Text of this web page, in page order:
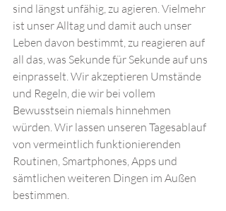
sind längst unfähig, zu agieren. Vielmehr
ist unser Alltag und damit auch unser
Leben davon bestimmt, zu reagieren auf
all das, was Sekunde für Sekunde auf uns
einprasselt. Wir akzeptieren Umstände
und Regeln, die wir bei vollem
Bewusstsein niemals hinnehmen
würden. Wir lassen unseren Tagesablauf
von vermeintlich funktionierenden
Routinen, Smartphones, Apps und
sämtlichen weiteren Dingen im Außen
bestimmen.